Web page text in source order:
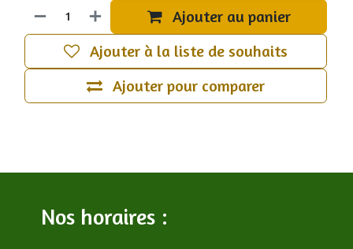
Ajouter au panier
Ajouter pour comparer
Ajouter à la liste de souhaits
Nos horaires :